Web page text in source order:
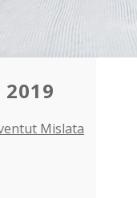
2019
Mislata